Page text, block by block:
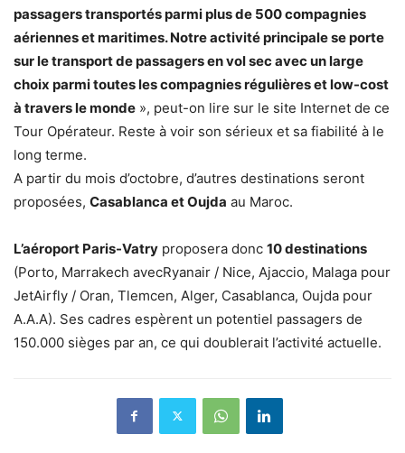
passagers transportés parmi plus de 500 compagnies
aériennes et maritimes. Notre activité principale se porte
sur le transport de passagers en vol sec avec un large
choix parmi toutes les compagnies régulières et low-cost
à travers le monde », peut-on lire sur le site Internet de ce
Tour Opérateur. Reste à voir son sérieux et sa fiabilité à le
long terme.
A partir du mois d’octobre, d’autres destinations seront
proposées, Casablanca et Oujda au Maroc.
L’aéroport Paris-Vatry proposera donc 10 destinations
(Porto, Marrakech avecRyanair / Nice, Ajaccio, Malaga pour
JetAirfly / Oran, Tlemcen, Alger, Casablanca, Oujda pour
A.A.A). Ses cadres espèrent un potentiel passagers de
150.000 sièges par an, ce qui doublerait l’activité actuelle.